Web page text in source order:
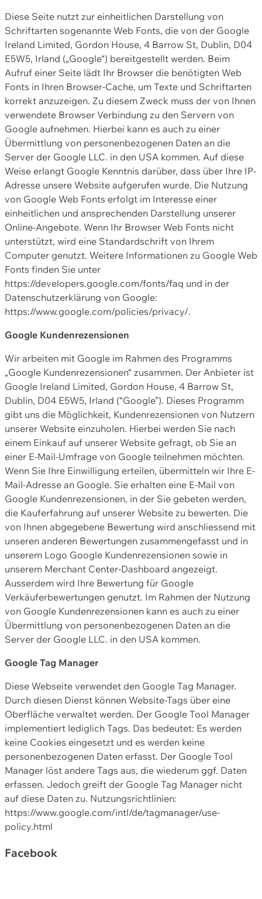
Diese Seite nutzt zur einheitlichen Darstellung von
Schriftarten sogenannte Web Fonts, die von der Google
Ireland Limited, Gordon House, 4 Barrow St, Dublin, D04
E5W5, Irland („Google“) bereitgestellt werden. Beim
Aufruf einer Seite lädt Ihr Browser die benötigten Web
Fonts in Ihren Browser-Cache, um Texte und Schriftarten
korrekt anzuzeigen. Zu diesem Zweck muss der von Ihnen
verwendete Browser Verbindung zu den Servern von
Google aufnehmen. Hierbei kann es auch zu einer
Übermittlung von personenbezogenen Daten an die
Server der Google LLC. in den USA kommen. Auf diese
Weise erlangt Google Kenntnis darüber, dass über Ihre IP-
Adresse unsere Website aufgerufen wurde. Die Nutzung
von Google Web Fonts erfolgt im Interesse einer
einheitlichen und ansprechenden Darstellung unserer
Online-Angebote. Wenn Ihr Browser Web Fonts nicht
unterstützt, wird eine Standardschrift von Ihrem
Computer genutzt. Weitere Informationen zu Google Web
Fonts finden Sie unter
https://developers.google.com/fonts/faq und in der
Datenschutzerklärung von Google:
https://www.google.com/policies/privacy/.
Google Kundenrezensionen
Wir arbeiten mit Google im Rahmen des Programms
„Google Kundenrezensionen“ zusammen. Der Anbieter ist
Google Ireland Limited, Gordon House, 4 Barrow St,
Dublin, D04 E5W5, Irland (“Google”). Dieses Programm
gibt uns die Möglichkeit, Kundenrezensionen von Nutzern
unserer Website einzuholen. Hierbei werden Sie nach
einem Einkauf auf unserer Website gefragt, ob Sie an
einer E-Mail-Umfrage von Google teilnehmen möchten.
Wenn Sie Ihre Einwilligung erteilen, übermitteln wir Ihre E-
Mail-Adresse an Google. Sie erhalten eine E-Mail von
Google Kundenrezensionen, in der Sie gebeten werden,
die Kauferfahrung auf unserer Website zu bewerten. Die
von Ihnen abgegebene Bewertung wird anschliessend mit
unseren anderen Bewertungen zusammengefasst und in
unserem Logo Google Kundenrezensionen sowie in
unserem Merchant Center-Dashboard angezeigt.
Ausserdem wird Ihre Bewertung für Google
Verkäuferbewertungen genutzt. Im Rahmen der Nutzung
von Google Kundenrezensionen kann es auch zu einer
Übermittlung von personenbezogenen Daten an die
Server der Google LLC. in den USA kommen.
Google Tag Manager
Diese Webseite verwendet den Google Tag Manager.
Durch diesen Dienst können Website-Tags über eine
Oberfläche verwaltet werden. Der Google Tool Manager
implementiert lediglich Tags. Das bedeutet: Es werden
keine Cookies eingesetzt und es werden keine
personenbezogenen Daten erfasst. Der Google Tool
Manager löst andere Tags aus, die wiederum ggf. Daten
erfassen. Jedoch greift der Google Tag Manager nicht
auf diese Daten zu. Nutzungsrichtlinien:
https://www.google.com/intl/de/tagmanager/use-
policy.html
Facebook